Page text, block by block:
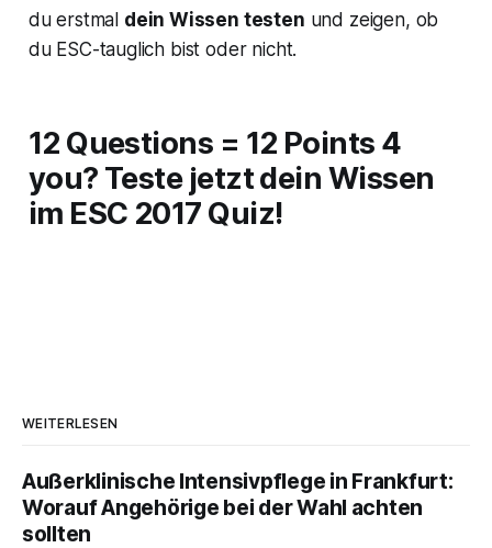
du erstmal dein Wissen testen und zeigen, ob
du ESC-tauglich bist oder nicht.
12 Questions = 12 Points 4
you? Teste jetzt dein Wissen
im ESC 2017 Quiz!
WEITERLESEN
Außerklinische Intensivpflege in Frankfurt:
Worauf Angehörige bei der Wahl achten
sollten